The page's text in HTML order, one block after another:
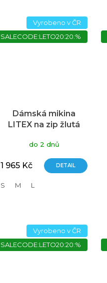
Vyrobeno v ČR
SALECODE:LETO20:20:%
Dámská mikina
LITEX na zip žlutá
do 2 dnů
1 965 Kč DETAIL
S M L
Vyrobeno v ČR
SALECODE:LETO20:20:%